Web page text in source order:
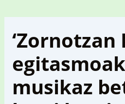
‘Zornotzan
egitasmoak
musikaz